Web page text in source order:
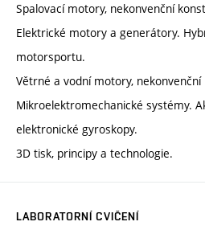
Spalovací motory, nekonvenční
Elektrické motory a generátory.
motorsportu.
Větrné a vodní motory, nekonvenční
Mikroelektromechanické systémy.
elektronické gyroskopy.
3D tisk, principy a technologie.
LABORATORNÍ CVIČENÍ